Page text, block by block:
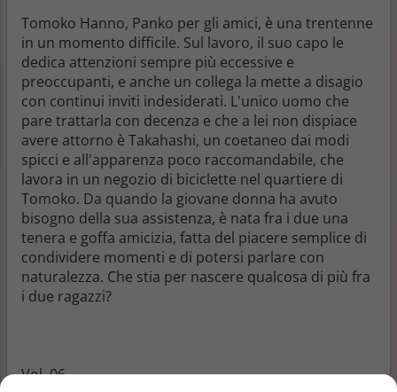
Tomoko Hanno, Panko per gli amici, è una trentenne
in un momento difficile. Sul lavoro, il suo capo le
dedica attenzioni sempre più eccessive e
preoccupanti, e anche un collega la mette a disagio
con continui inviti indesiderati. L'unico uomo che
pare trattarla con decenza e che a lei non dispiace
avere attorno è Takahashi, un coetaneo dai modi
spicci e all'apparenza poco raccomandabile, che
lavora in un negozio di biciclette nel quartiere di
Tomoko. Da quando la giovane donna ha avuto
bisogno della sua assistenza, è nata fra i due una
tenera e goffa amicizia, fatta del piacere semplice di
condividere momenti e di potersi parlare con
naturalezza. Che stia per nascere qualcosa di più fra
i due ragazzi?
Vol. 06